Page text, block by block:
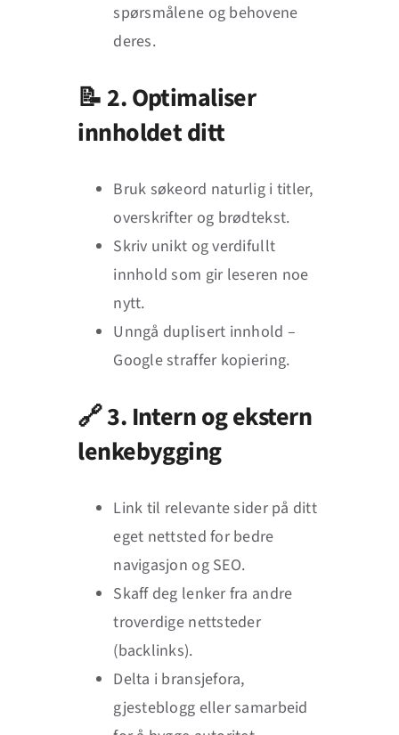
spørsmålene og behovene
deres.
📝 2. Optimaliser
innholdet ditt
Bruk søkeord naturlig i titler,
overskrifter og brødtekst.
Skriv unikt og verdifullt
innhold som gir leseren noe
nytt.
Unngå duplisert innhold –
Google straffer kopiering.
🔗 3. Intern og ekstern
lenkebygging
Link til relevante sider på ditt
eget nettsted for bedre
navigasjon og SEO.
Skaff deg lenker fra andre
troverdige nettsteder
(backlinks).
Delta i bransjefora,
gjesteblogg eller samarbeid